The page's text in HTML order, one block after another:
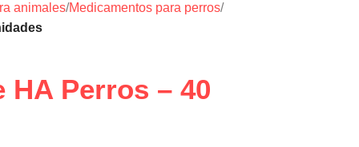
animales/Medicamentos para perros/
Perros – 40